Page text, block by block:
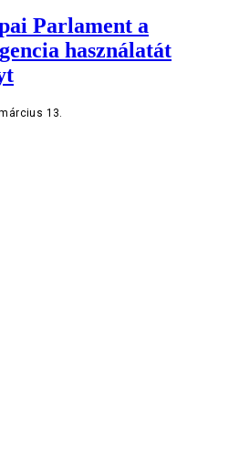
Parlament a
használatát
13.